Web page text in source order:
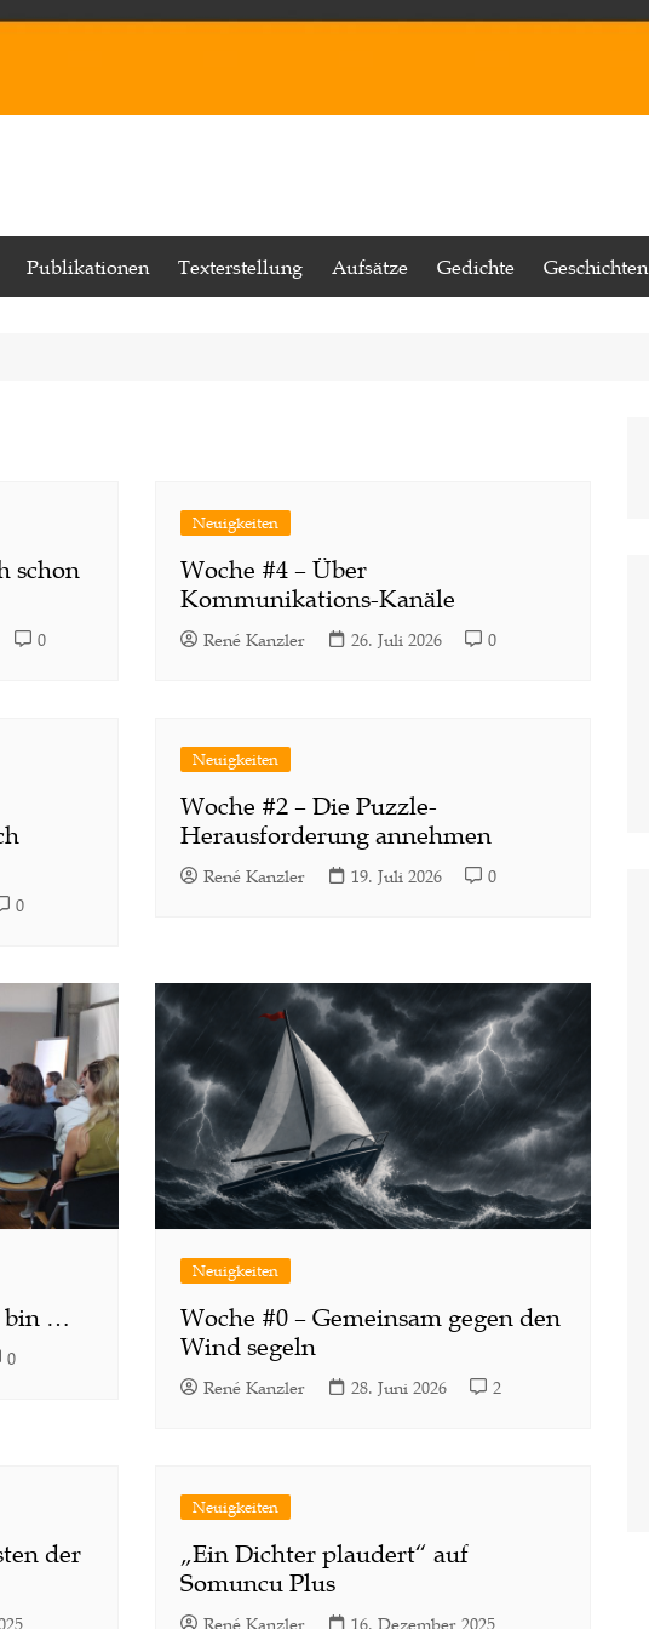
Publikationen Texterstellung Aufsätze Gedichte Geschichten
schon
0
Neuigkeiten
Woche #4 – Über
Kommunikations-Kanäle
René Kanzler 26. Juli 2026 0
0
Neuigkeiten
Woche #2 – Die Puzzle-
Herausforderung annehmen
René Kanzler 19. Juli 2026 0
bin …
0
Neuigkeiten
Woche #0 – Gemeinsam gegen den
Wind segeln
René Kanzler 28. Juni 2026 2
der
Neuigkeiten
„Ein Dichter plaudert“ auf
Somuncu Plus
René Kanzler
16. Dezember 2025